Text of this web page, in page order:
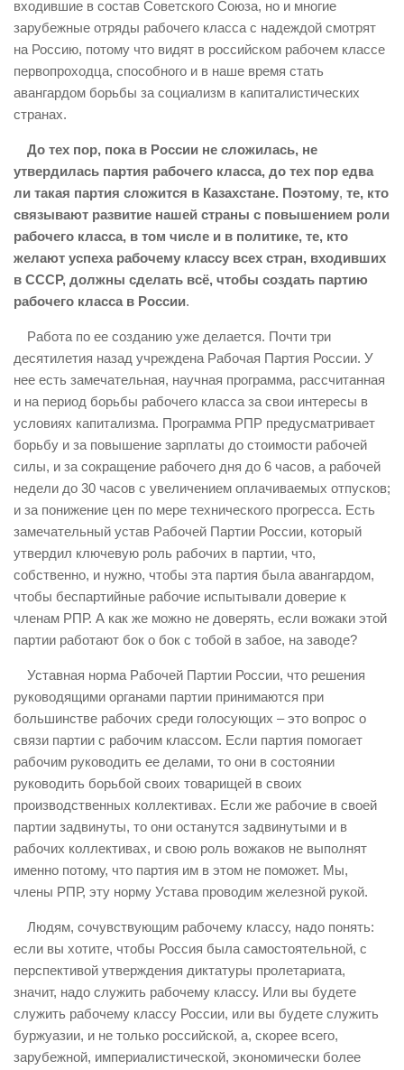
входившие в состав Советского Союза, но и многие
зарубежные отряды рабочего класса с надеждой смотрят
на Россию, потому что видят в российском рабочем классе
первопроходца, способного и в наше время стать
авангардом борьбы за социализм в капиталистических
странах.
До тех пор, пока в России не сложилась, не
утвердилась партия рабочего класса, до тех пор едва
ли такая партия сложится в Казахстане. Поэтому, те, кто
связывают развитие нашей страны с повышением роли
рабочего класса, в том числе и в политике, те, кто
желают успеха рабочему классу всех стран, входивших
в СССР, должны сделать всё, чтобы создать партию
рабочего класса в России.
Работа по ее созданию уже делается. Почти три
десятилетия назад учреждена Рабочая Партия России. У
нее есть замечательная, научная программа, рассчитанная
и на период борьбы рабочего класса за свои интересы в
условиях капитализма. Программа РПР предусматривает
борьбу и за повышение зарплаты до стоимости рабочей
силы, и за сокращение рабочего дня до 6 часов, а рабочей
недели до 30 часов с увеличением оплачиваемых отпусков;
и за понижение цен по мере технического прогресса. Есть
замечательный устав Рабочей Партии России, который
утвердил ключевую роль рабочих в партии, что,
собственно, и нужно, чтобы эта партия была авангардом,
чтобы беспартийные рабочие испытывали доверие к
членам РПР. А как же можно не доверять, если вожаки этой
партии работают бок о бок с тобой в забое, на заводе?
Уставная норма Рабочей Партии России, что решения
руководящими органами партии принимаются при
большинстве рабочих среди голосующих – это вопрос о
связи партии с рабочим классом. Если партия помогает
рабочим руководить ее делами, то они в состоянии
руководить борьбой своих товарищей в своих
производственных коллективах. Если же рабочие в своей
партии задвинуты, то они останутся задвинутыми и в
рабочих коллективах, и свою роль вожаков не выполнят
именно потому, что партия им в этом не поможет. Мы,
члены РПР, эту норму Устава проводим железной рукой.
Людям, сочувствующим рабочему классу, надо понять:
если вы хотите, чтобы Россия была самостоятельной, с
перспективой утверждения диктатуры пролетариата,
значит, надо служить рабочему классу. Или вы будете
служить рабочему классу России, или вы будете служить
буржуазии, и не только российской, а, скорее всего,
зарубежной, империалистической, экономически более